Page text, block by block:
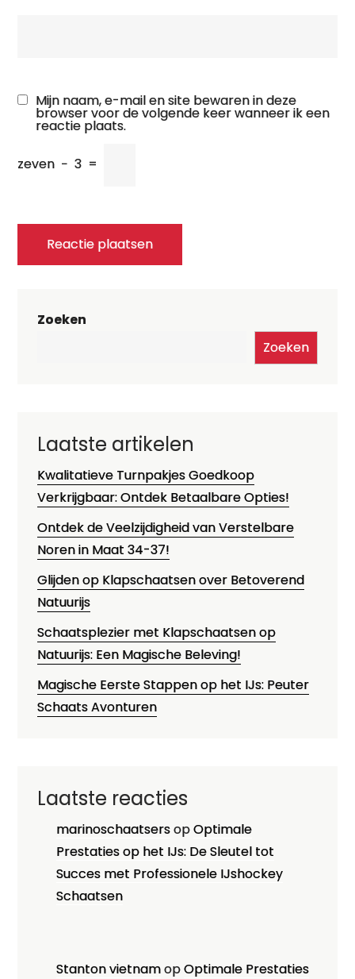
Mijn naam, e-mail en site bewaren in deze
browser voor de volgende keer wanneer ik een
reactie plaats.
zeven − 3 =
Zoeken
Zoeken
Laatste artikelen
Kwalitatieve Turnpakjes Goedkoop
Verkrijgbaar: Ontdek Betaalbare Opties!
Ontdek de Veelzijdigheid van Verstelbare
Noren in Maat 34-37!
Glijden op Klapschaatsen over Betoverend
Natuurijs
Schaatsplezier met Klapschaatsen op
Natuurijs: Een Magische Beleving!
Magische Eerste Stappen op het IJs: Peuter
Schaats Avonturen
Laatste reacties
marinoschaatsersopOptimale
Prestaties op het IJs: De Sleutel tot
Succes met Professionele IJshockey
Schaatsen
Stanton vietnamopOptimale Prestaties